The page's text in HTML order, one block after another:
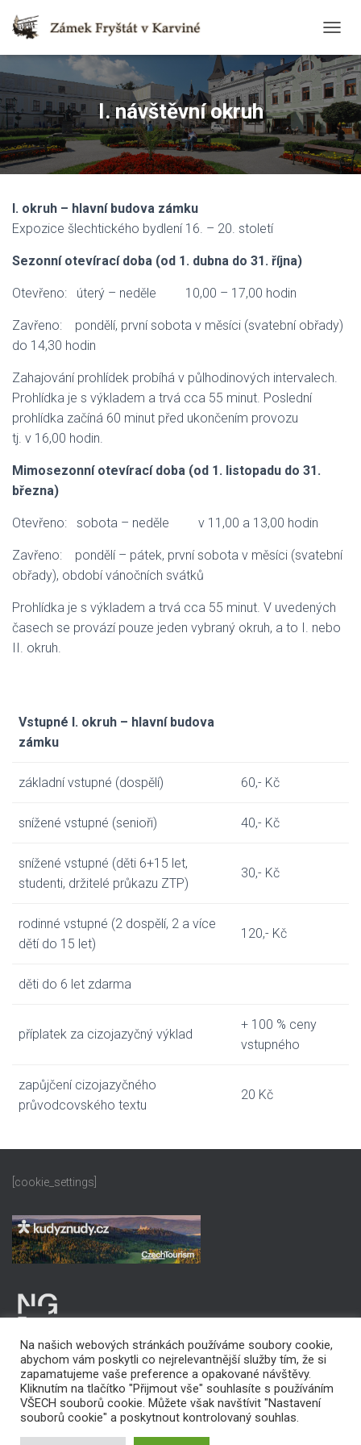
O
G
G
L
E
N
A
V
I
I. návštěvní okruh
I. okruh – hlavní budova zámku
Expozice šlechtického bydlení 16. – 20. století
Sezonní otevírací doba (od 1. dubna do 31. října)
Otevřeno: úterý – neděle 10,00 – 17,00 hodin
Zavřeno: pondělí, první sobota v měsíci (svatební obřady)
do 14,30 hodin
Zahajování prohlídek probíhá v půlhodinových intervalech.
Prohlídka je s výkladem a trvá cca 55 minut. Poslední
prohlídka začíná 60 minut před ukončením provozu
tj. v 16,00 hodin.
Mimosezonní otevírací doba (od 1. listopadu do 31.
března)
Otevřeno: sobota – neděle v 11,00 a 13,00 hodin
Zavřeno: pondělí – pátek, první sobota v měsíci (svatební
obřady), období vánočních svátků
Prohlídka je s výkladem a trvá cca 55 minut. V uvedených
časech se provází pouze jeden vybraný okruh, a to I. nebo
II. okruh.
Vstupné I. okruh – hlavní budova
zámku
základní vstupné (dospělí) 60,- Kč
snížené vstupné (senioři) 40,- Kč
snížené vstupné (děti 6+15 let,
studenti, držitelé průkazu ZTP)
30,- Kč
rodinné vstupné (2 dospělí, 2 a více
dětí do 15 let)
120,- Kč
děti do 6 let zdarma
příplatek za cizojazyčný výklad
+ 100 % ceny
vstupného
zapůjčení cizojazyčného
průvodcovského textu
20 Kč
[cookie_settings]
PROHLÁŠENÍ O PŘÍSTUPNOSTI
Na našich webových stránkách používáme soubory cookie,
abychom vám poskytli co nejrelevantnější služby tím, že si
zapamatujeme vaše preference a opakované návštěvy.
Kliknutím na tlačítko "Přijmout vše" souhlasíte s používáním
VŠECH souborů cookie. Můžete však navštívit "Nastavení
souborů cookie" a poskytnout kontrolovaný souhlas.